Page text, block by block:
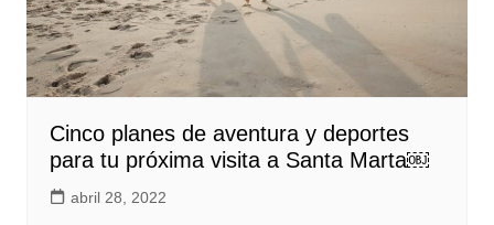
Cinco planes de aventura y deportes
para tu próxima visita a Santa Marta￼
abril 28, 2022